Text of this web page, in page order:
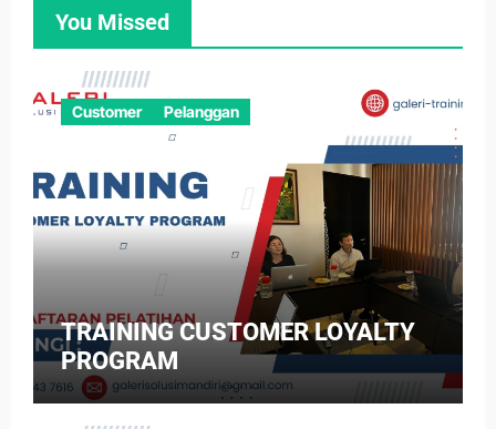
You Missed
Customer Pelanggan
TRAINING CUSTOMER LOYALTY
PROGRAM